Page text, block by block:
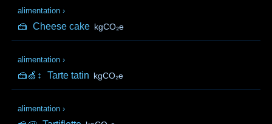
alimentation ›
🍰 Cheese cake kgCO₂e
alimentation ›
🍰🍏↕️ Tarte tatin kgCO₂e
alimentation ›